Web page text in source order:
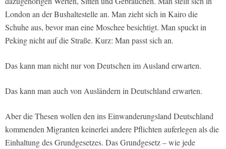
London an der Bushaltestelle an. Man zieht sich in Kairo die
Schuhe aus, bevor man eine Moschee besichtigt. Man spuckt in
Peking nicht auf die Straße. Kurz: Man passt sich an.
Das kann man nicht nur von Deutschen im Ausland erwarten.
Das kann man auch von Ausländern in Deutschland erwarten.
Aber die Thesen wollen den ins Einwanderungsland Deutschland
kommenden Migranten keinerlei andere Pflichten auferlegen als die
Einhaltung des Grundgesetzes. Das Grundgesetz – wie jede